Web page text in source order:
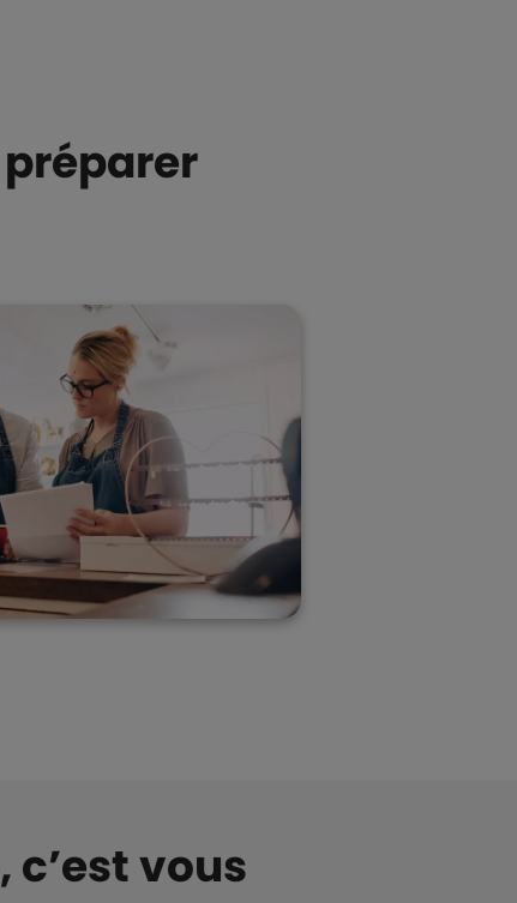
préparer
c’est vous